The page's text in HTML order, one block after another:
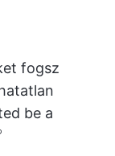
fogsz
be a